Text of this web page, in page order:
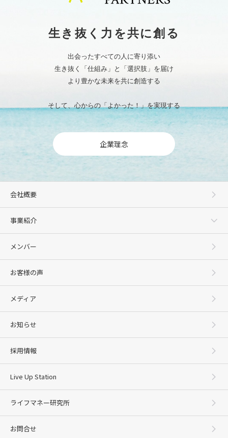
生き抜く力を共に創る
出会ったすべての人に寄り添い
生き抜く「仕組み」と「選択肢」を届け
より豊かな未来を共に創造する
そして、心からの「よかった！」を実現する
企業理念
会社概要
事業紹介
メンバー
お客様の声
メディア
お知らせ
採用情報
Live Up Station
ライフマネー研究所
お問合せ